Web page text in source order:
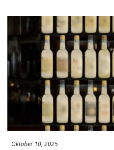
Oktober 10, 2025